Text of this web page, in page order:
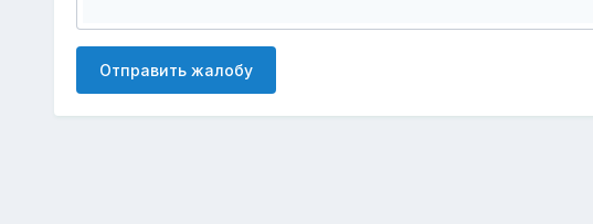
Отправить жалобу